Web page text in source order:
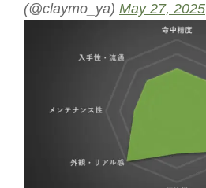
(@claymo_ya) May 27, 2025